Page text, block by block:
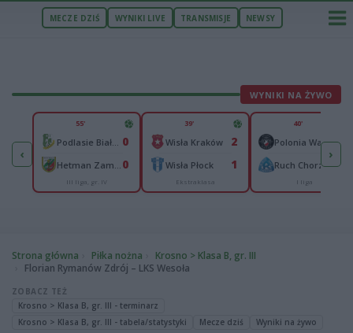
MECZE DZIŚ WYNIKI LIVE TRANSMISJE NEWSY
WYNIKI NA ŻYWO
‹
2
2
55'
0
0
III liga, gr. IV
39'
Wisła Kraków 2
Wisła Płock 1
Ekstraklasa
40'
Polonia Warszawa0
Ruch Chorzów 0
I liga
›
Strona główna Piłka nożna
Krosno > Klasa B, gr. III
Florian Rymanów Zdrój – LKS Wesoła
ZOBACZ TEŻ
Krosno > Klasa B, gr. III - terminarz
Krosno > Klasa B, gr. III - tabela/statystyki
Mecze dziś Wyniki na żywo